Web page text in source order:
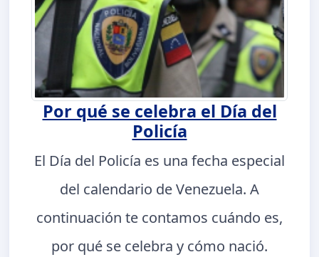
Por qué se celebra el Día del
Policía
El Día del Policía es una fecha especial
del calendario de Venezuela. A
continuación te contamos cuándo es,
por qué se celebra y cómo nació.